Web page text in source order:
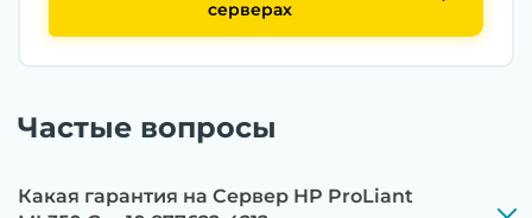
серверах
Частые вопросы
Какая гарантия на Сервер HP ProLiant